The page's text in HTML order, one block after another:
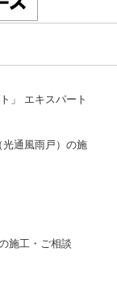
」 エキスパート
通風雨戸）の施
施工・ご相談